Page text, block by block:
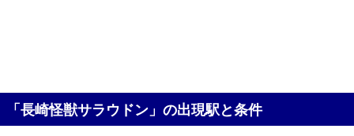
「長崎怪獣サラウドン」の出現駅と条件